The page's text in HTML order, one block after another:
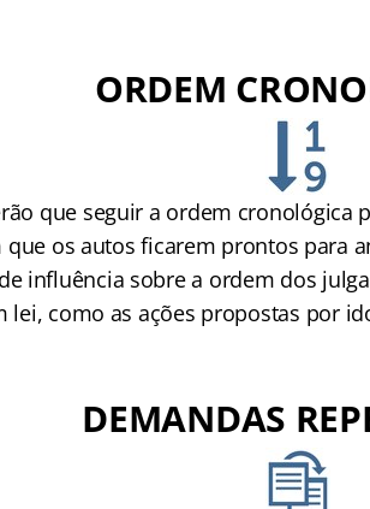
ORDEM
que seguir a ordem cronológica
os autos ficarem prontos para
influência sobre a ordem dos
lei, como as ações propostas por
DEMANDAS